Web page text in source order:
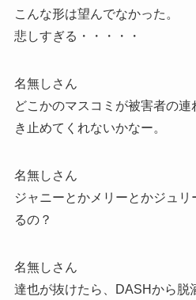
こんな形は望んでなかった。
悲しすぎる・・・・・
名無しさん
どこかのマスコミが被害者の
き止めてくれないかなー。
名無しさん
ジャニーとかメリーとかジュ
るの？
名無しさん
達也が抜けたら、DASHから脱